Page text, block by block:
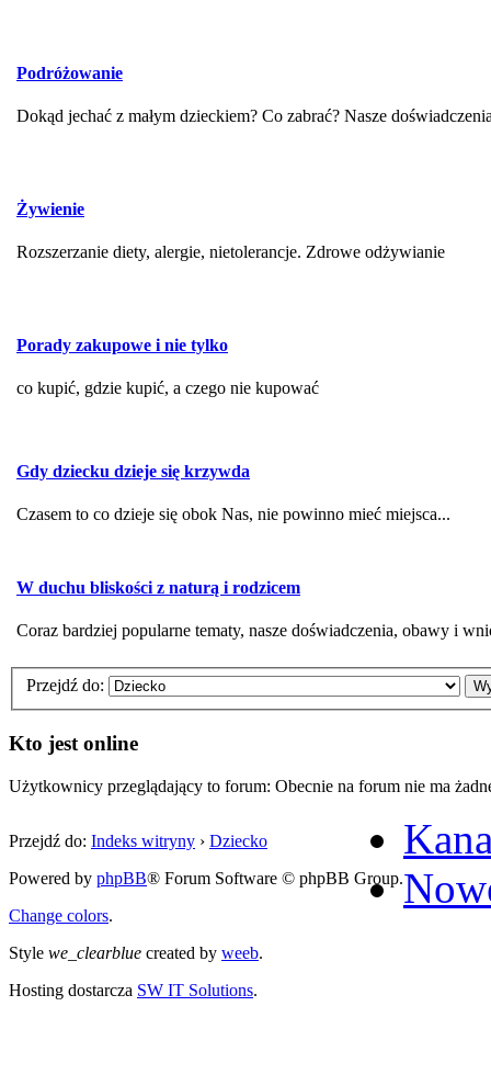
Podróżowanie
Dokąd jechać z małym dzieckiem? Co zabrać? Nasze
Żywienie
Rozszerzanie diety, alergie, nietolerancje. Zdrowe odżywianie
Porady zakupowe i nie tylko
co kupić, gdzie kupić, a czego nie kupować
Gdy dziecku dzieje się krzywda
Czasem to co dzieje się obok Nas, nie powinno mieć miejsca...
W duchu bliskości z naturą i rodzicem
Coraz bardziej popularne tematy, nasze doświadczenia, obawy i
Przejdź do:
Kto jest online
Użytkownicy przeglądający to forum: Obecnie na forum nie ma
Przejdź do: Indeks witryny › Dziecko
Powered by phpBB® Forum Software © phpBB Group.
Change colors.
Style we_clearblue created by weeb.
Hosting dostarcza SW IT Solutions.